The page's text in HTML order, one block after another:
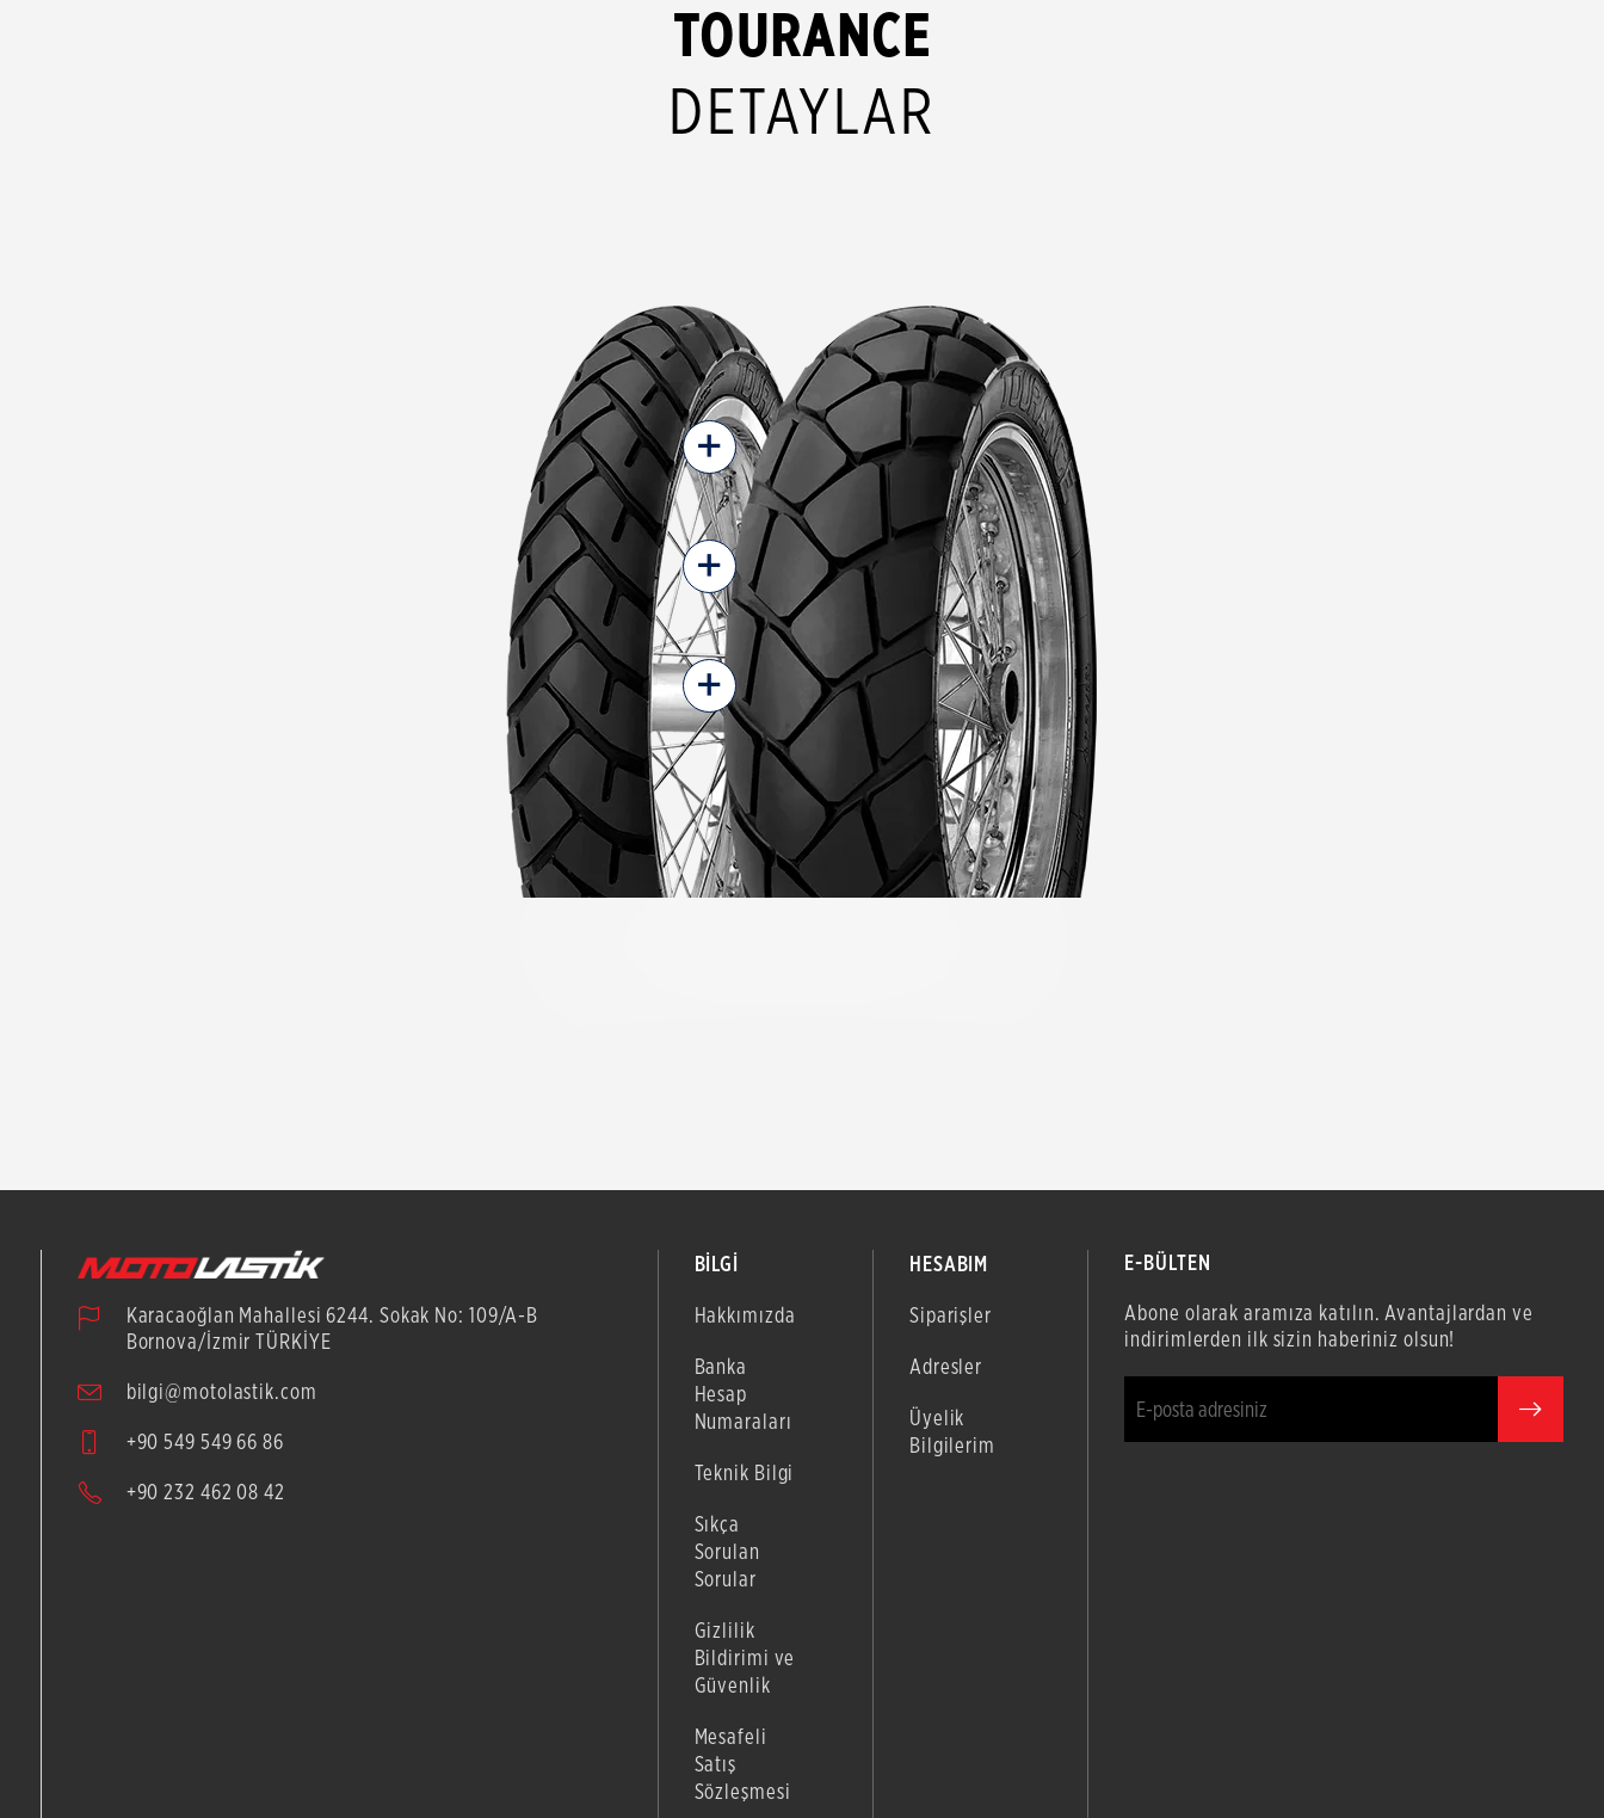
TOURANCE
DETAYLAR
+
+
+
Karacaoğlan Mahallesi 6244. Sokak No: 109/A-B
Bornova/İzmir TÜRKİYE
bilgi@motolastik.com
+90 549 549 66 86
+90 232 462 08 42
BİLGİ
Hakkımızda
Banka
Hesap
Numaraları
Teknik Bilgi
Sıkça
Sorulan
Sorular
Gizlilik
Bildirimi ve
Güvenlik
Mesafeli
Satış
Sözleşmesi
HESABIM
Siparişler
Adresler
Üyelik
Bilgilerim
E-BÜLTEN
Abone olarak aramıza katılın. Avantajlardan ve
indirimlerden ilk sizin haberiniz olsun!